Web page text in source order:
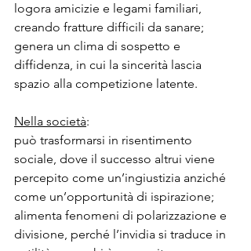
logora amicizie e legami familiari,
creando fratture difficili da sanare;
genera un clima di sospetto e
diffidenza, in cui la sincerità lascia
spazio alla competizione latente.
Nella società:
può trasformarsi in risentimento
sociale, dove il successo altrui viene
percepito come un’ingiustizia anziché
come un’opportunità di ispirazione;
alimenta fenomeni di polarizzazione e
divisione, perché l’invidia si traduce in